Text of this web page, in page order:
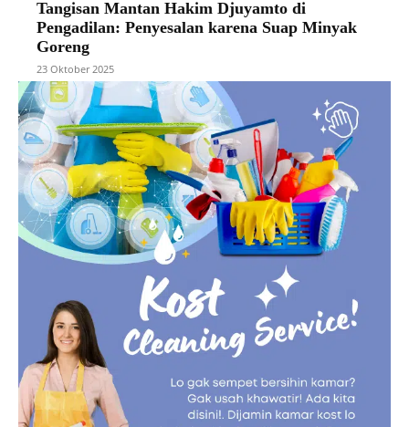
Tangisan Mantan Hakim Djuyamto di
Pengadilan: Penyesalan karena Suap Minyak
Goreng
23 Oktober 2025